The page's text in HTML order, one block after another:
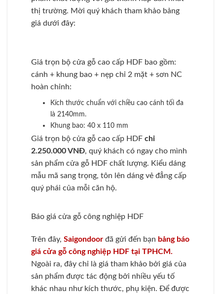
thị trường. Mời quý khách tham khảo bảng
giá dưới đây:
Giá trọn bộ cửa gỗ cao cấp HDF bao gồm:
cánh + khung bao + nẹp chỉ 2 mặt + sơn NC
hoàn chỉnh:
Kích thước chuẩn với chiều cao cánh tối đa
là 2140mm.
Khung bao: 40 x 110 mm
Giá trọn bộ cửa gỗ cao cấp HDF chỉ
2.250.000 VNĐ, quý khách có ngay cho mình
sản phẩm cửa gỗ HDF chất lượng. Kiểu dáng
mẫu mã sang trọng, tôn lên dáng vẻ đẳng cấp
quý phái của mỗi căn hộ.
Báo giá cửa gỗ công nghiệp HDF
Trên đây, Saigondoor đã gửi đến bạn bảng báo
giá cửa gỗ công nghiệp HDF tại TPHCM.
Ngoài ra, đây chỉ là giá tham khảo bởi giá của
sản phẩm được tác động bởi nhiều yếu tố
khác nhau như kích thước, phụ kiện. Để được